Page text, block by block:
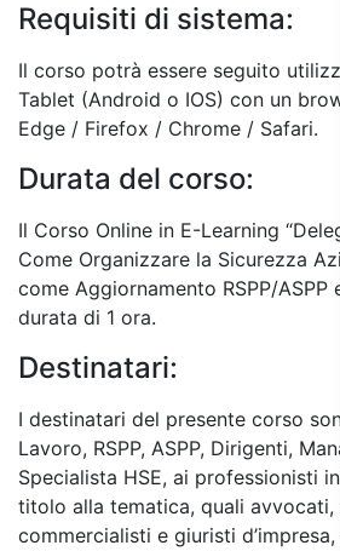
Requisiti di sistema:
Il corso potrà essere seguito
Tablet (Android o IOS) con un
Edge / Firefox / Chrome / Safari.
Durata del corso:
Il Corso Online in E-Learning
Come Organizzare la Sicurezza
come Aggiornamento RSPP/ASPP
durata di 1 ora.
Destinatari:
I destinatari del presente corso
Lavoro, RSPP, ASPP, Dirigenti,
Specialista HSE, ai professionisti
titolo alla tematica, quali avvocati,
commercialisti e giuristi d’impresa,